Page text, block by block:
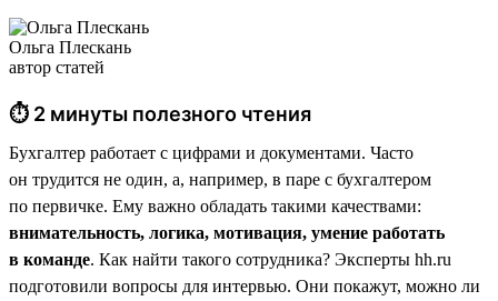
Ольга Плескань
автор статей
⏱ 2 минуты полезного чтения
Бухгалтер работает с цифрами и документами. Часто
он трудится не один, а, например, в паре с бухгалтером
по первичке. Ему важно обладать такими качествами:
внимательность, логика, мотивация, умение работать
в команде. Как найти такого сотрудника? Эксперты hh.ru
подготовили вопросы для интервью. Они покажут, можно ли